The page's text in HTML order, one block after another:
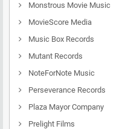
Monstrous Movie Music
MovieScore Media
Music Box Records
Mutant Records
NoteForNote Music
Perseverance Records
Plaza Mayor Company
Prelight Films